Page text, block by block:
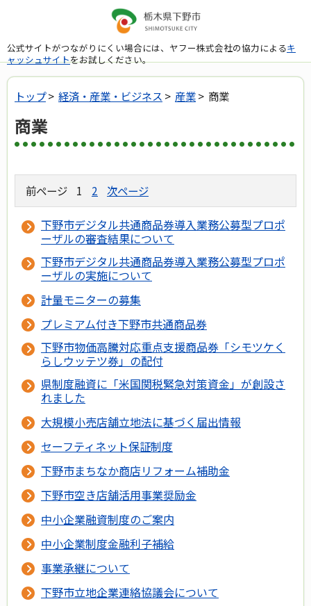
公式サイトがつながりにくい場合には、ヤフー株式会社の協力によるキ
ャッシュサイトをお試しください。
トップ> 経済・産業・ビジネス > 産業> 商業
商業
前ページ 1 2 次ページ
下野市デジタル共通商品券導入業務公募型プロポ
ーザルの審査結果について
下野市デジタル共通商品券導入業務公募型プロポ
ーザルの実施について
計量モニターの募集
プレミアム付き下野市共通商品券
下野市物価高騰対応重点支援商品券「シモツケく
らしウッテツ券」の配付
県制度融資に「米国関税緊急対策資金」が創設さ
れました
大規模小売店舗立地法に基づく届出情報
セーフティネット保証制度
下野市まちなか商店リフォーム補助金
下野市空き店舗活用事業奨励金
中小企業融資制度のご案内
中小企業制度金融利子補給
事業承継について
下野市立地企業連絡協議会について